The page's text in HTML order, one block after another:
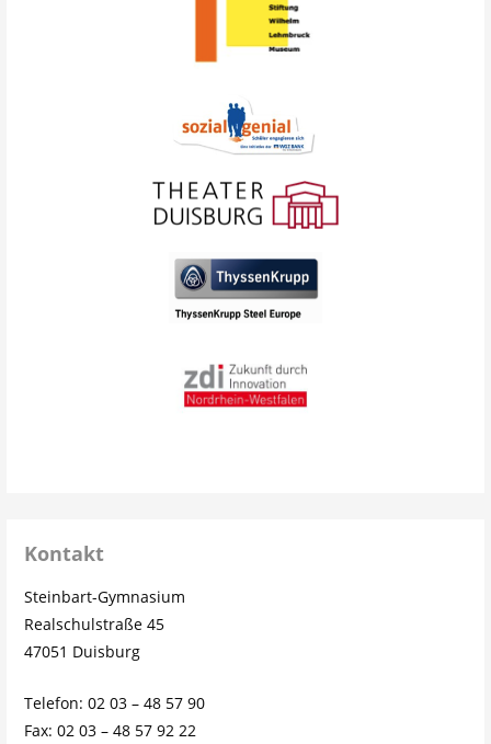
Kontakt
Steinbart-Gymnasium
Realschulstraße 45
47051 Duisburg
Telefon: 02 03 – 48 57 90
Fax: 02 03 – 48 57 92 22